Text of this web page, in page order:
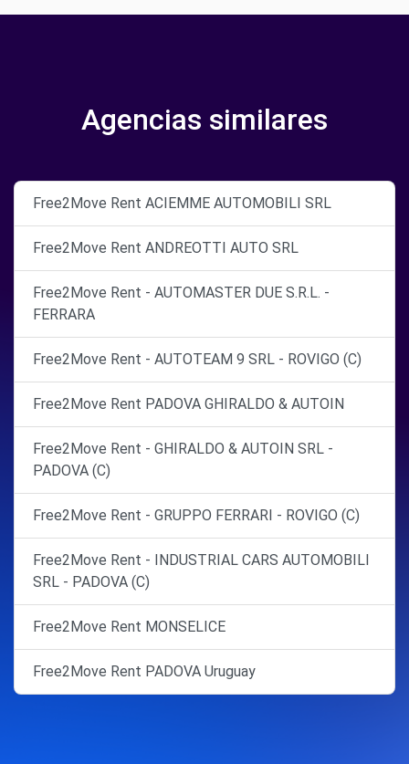
Agencias similares
Free2Move Rent ACIEMME AUTOMOBILI SRL
Free2Move Rent ANDREOTTI AUTO SRL
Free2Move Rent - AUTOMASTER DUE S.R.L. -
FERRARA
Free2Move Rent - AUTOTEAM 9 SRL - ROVIGO (C)
Free2Move Rent PADOVA GHIRALDO & AUTOIN
Free2Move Rent - GHIRALDO & AUTOIN SRL -
PADOVA (C)
Free2Move Rent - GRUPPO FERRARI - ROVIGO (C)
Free2Move Rent - INDUSTRIAL CARS AUTOMOBILI
SRL - PADOVA (C)
Free2Move Rent MONSELICE
Free2Move Rent PADOVA Uruguay